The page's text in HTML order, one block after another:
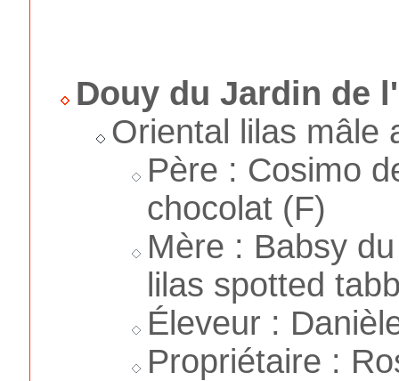
Douy du Jardin de
Oriental lilas mâle
Père : Cosimo
chocolat (F)
Mère : Babsy
lilas spotted
Éleveur :
Propriétaire :